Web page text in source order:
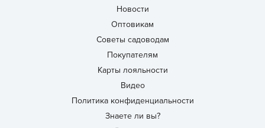
Новости
Оптовикам
Советы садоводам
Покупателям
Карты лояльности
Видео
Политика конфиденциальности
Знаете ли вы?